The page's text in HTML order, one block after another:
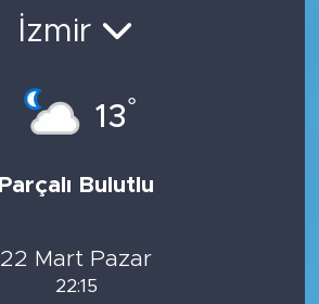
İzmir
13°
Parçalı Bulutlu
22 Mart Pazar
22:15